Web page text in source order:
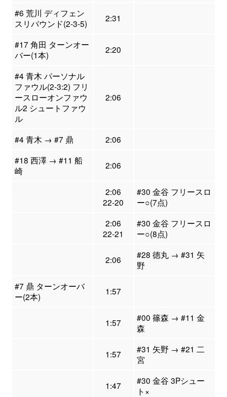
#6 荒川 ディフェン
スリバウンド(2-3-5)
2:31
#17 角田 ターンオー
バー(1本)
2:20
#4 青木 パーソナル
ファウル(2-3:2) フリ
ースローオンファウ
ル2 シュートファウ
ル
2:06
#4 青木 → #7 鼎
2:06
#18 西澤 → #11 船
崎
2:06
2:06
22-20
#30 金谷 フリースロ
ー○(7点)
2:06
22-21
#30 金谷 フリースロ
ー○(8点)
2:06
#28 徳丸 → #31 矢
野
#7 鼎 ターンオーバ
ー(2本)
1:57
1:57
#00 篠森 → #11 金
森
1:57
#31 矢野 → #21 二
宮
1:47
#30 金谷 3Pシュー
ト×